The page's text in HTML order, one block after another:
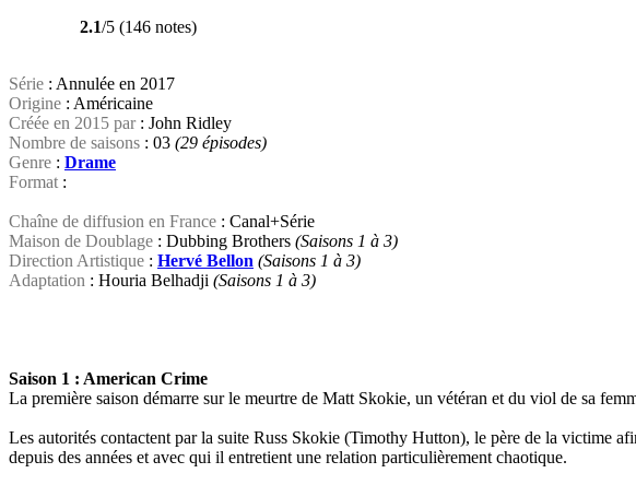
2.1/5 (146 notes)
Série : Annulée en 2017
Origine : Américaine
Créée en 2015 par : John Ridley
Nombre de saisons : 03 (29 épisodes)
Genre : Drame
Format :
Chaîne de diffusion en France : Canal+Série
Maison de Doublage : Dubbing Brothers (Saisons 1 à 3)
Direction Artistique : Hervé Bellon (Saisons 1 à 3)
Adaptation : Houria Belhadji (Saisons 1 à 3)
Saison 1 : American Crime
La première saison démarre sur le meurtre de Matt Skokie, un vétéran et du viol de sa
Les autorités contactent par la suite Russ Skokie (Timothy Hutton), le père de la victime
depuis des années et avec qui il entretient une relation particulièrement chaotique.